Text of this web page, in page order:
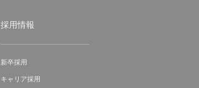
採用情報
新卒採用
キャリア採用